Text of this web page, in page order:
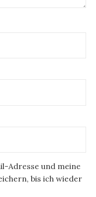
Adresse und meine
bis ich wieder